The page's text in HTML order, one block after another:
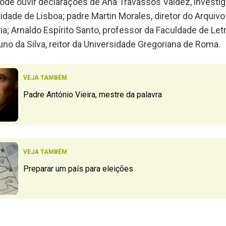
de Lisboa; padre Martin Morales, diretor do
Arnaldo Espírito Santo, professor da Faculdade de
da Silva, reitor da Universidade Gregoriana de Roma.
VEJA TAMBÉM
Padre António Vieira, mestre da palavra
VEJA TAMBÉM
Preparar um país para eleições